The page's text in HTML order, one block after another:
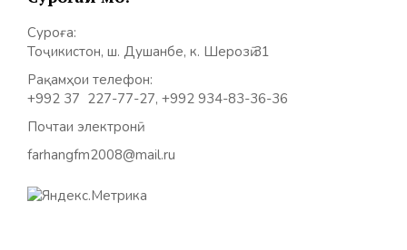
Суроға:
Тоҷикистон, ш. Душанбе, к. Шерозӣ 31
Рақамҳои телефон:
+992 37 227-77-27, +992 934-83-36-36
Почтаи электронӣ:
farhangfm2008@mail.ru